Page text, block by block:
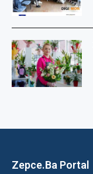
Zepce.Ba Portal